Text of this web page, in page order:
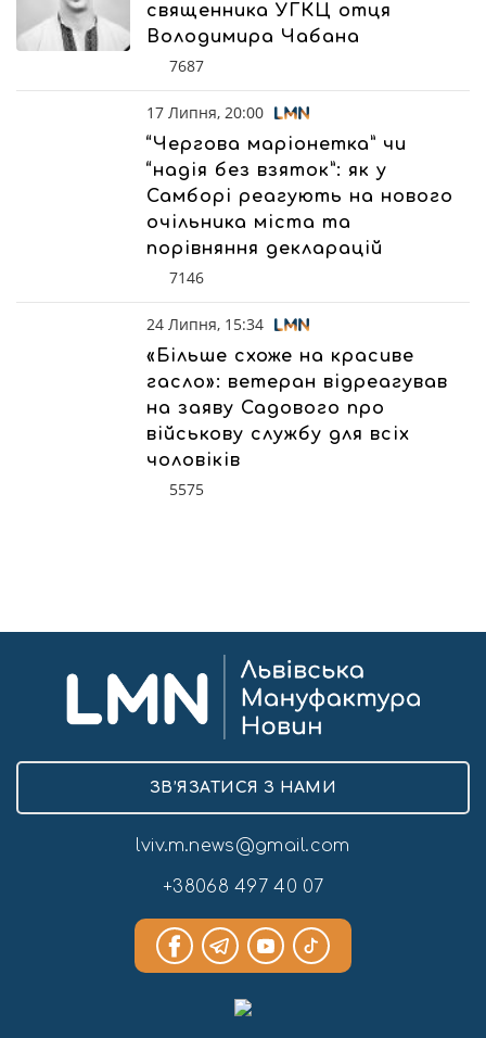
священника УГКЦ отця
Володимира Чабана
7687
17 Липня, 20:00
“Чергова маріонетка” чи
“надія без взяток”: як у
Самборі реагують на нового
очільника міста та
порівняння декларацій
7146
24 Липня, 15:34
«Більше схоже на красиве
гасло»: ветеран відреагував
на заяву Садового про
військову службу для всіх
чоловіків
5575
ЗВ’ЯЗАТИСЯ З НАМИ
lviv.m.news@gmail.com
+38068 497 40 07